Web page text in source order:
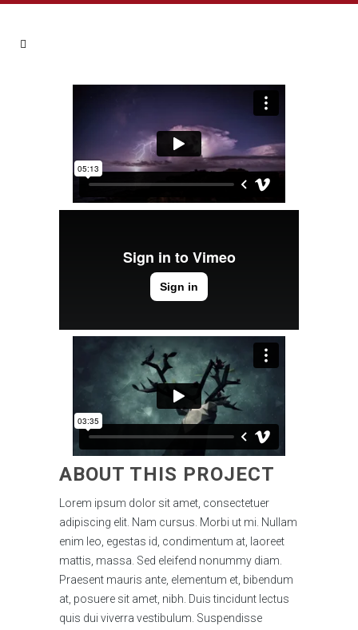
ABOUT THIS PROJECT
Lorem ipsum dolor sit amet, consectetuer
adipiscing elit. Nam cursus. Morbi ut mi. Nullam
enim leo, egestas id, condimentum at, laoreet
mattis, massa. Sed eleifend nonummy diam.
Praesent mauris ante, elementum et, bibendum
at, posuere sit amet, nibh. Duis tincidunt lectus
quis dui viverra vestibulum. Suspendisse